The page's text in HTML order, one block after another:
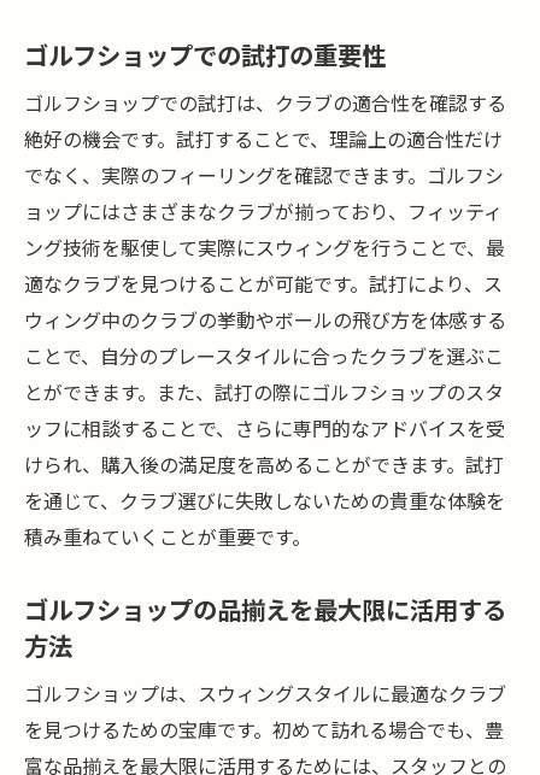
プレースタイル別クラブ
ゴルフショップで得られるスウィング改善
のためのアドバイス
初心者も安心ゴルフショップで始める理想のス
ウィング
初心者が知っておくべきゴルフショップ活
用法
初めてのクラブ選びで失敗しないためのポ
イント
ゴルフショップのレッスンでスウィングを
磨く方法
初心者向けのフィッティング体験レポート
ゴルフショップで学ぶスイングの基本
の解決法
方ガイド
理想のゴルフショップを見つけるためのポ
イント
ゴルフショップでの試打の重要性
ゴルフショップでの試打は、クラブの適合性を確認する
絶好の機会です。試打することで、理論上の適合性だけ
でなく、実際のフィーリングを確認できます。ゴルフシ
ョップにはさまざまなクラブが揃っており、フィッティ
ング技術を駆使して実際にスウィングを行うことで、最
適なクラブを見つけることが可能です。試打により、ス
ウィング中のクラブの挙動やボールの飛び方を体感する
ことで、自分のプレースタイルに合ったクラブを選ぶこ
とができます。また、試打の際にゴルフショップのスタ
ッフに相談することで、さらに専門的なアドバイスを受
けられ、購入後の満足度を高めることができます。試打
を通じて、クラブ選びに失敗しないための貴重な体験を
積み重ねていくことが重要です。
ゴルフショップの品揃えを最大限に活用する
方法
ゴルフショップは、スウィングスタイルに最適なクラブ
を見つけるための宝庫です。初めて訪れる場合でも、豊
富な品揃えを最大限に活用するためには、スタッフとの